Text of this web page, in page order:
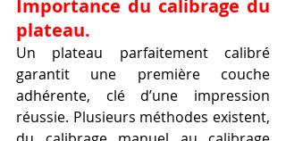
Importance du calibrage du
plateau.
Un plateau parfaitement calibré
garantit une première couche
adhérente, clé d’une impression
réussie. Plusieurs méthodes existent,